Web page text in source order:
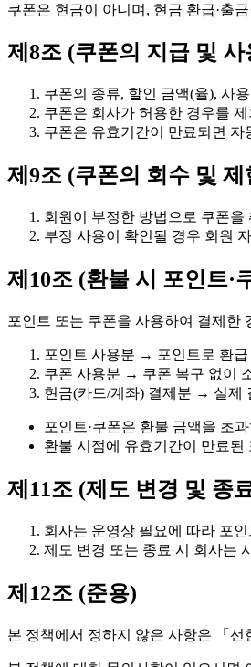
쿠폰은 현금이 아니며, 현금 환급·출
제8조 (쿠폰의 지급 및 사
쿠폰의 종류, 할인 금액(율), 사
쿠폰은 회사가 허용한 경우를
쿠폰은 유효기간이 만료되면
제9조 (쿠폰의 회수 및 제
회원이 부정한 방법으로 쿠폰
부정 사용이 확인될 경우 회원
제10조 (환불 시 포인트·
포인트 또는 쿠폰을 사용하여 결제한
포인트 사용분 → 포인트로 환급
쿠폰 사용분 → 쿠폰 복구 없이
현금(카드/계좌) 결제분 → 실제
포인트·쿠폰은 환불 금액을 초
환불 시점에 유효기간이 만료
제11조 (제도 변경 및 종
회사는 운영상 필요에 따라 포
제도 변경 또는 종료 시 회사는
제12조 (준용)
본 정책에서 정하지 않은 사항은 「